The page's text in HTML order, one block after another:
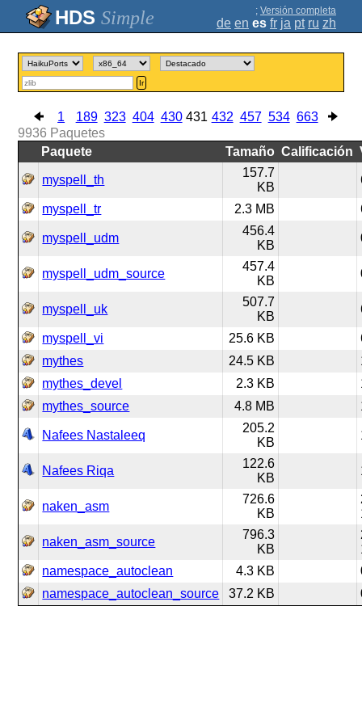
Simple ; Versión completa
de en es fr ja pt ru zh
Ir
1 189 323 404 430 431 432 457 534 663
9936 Paquetes
Paquete
Tamaño Calificación
myspell_th
157.7
KB
myspell_tr 2.3 MB
myspell_udm
456.4
KB
myspell_udm_source
457.4
KB
myspell_uk
507.7
KB
myspell_vi 25.6 KB
mythes
24.5 KB
mythes_devel
2.3 KB
mythes_source
4.8 MB
Nafees Nastaleeq
205.2
KB
Nafees Riqa
122.6
KB
naken_asm
726.6
KB
naken_asm_source
796.3
KB
namespace_autoclean
4.3 KB
namespace_autoclean_source
37.2 KB